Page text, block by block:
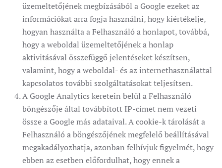
üzemeltetőjének megbízásából a Google ezeket az
információkat arra fogja használni, hogy kiértékelje,
hogyan használta a Felhasználó a honlapot, továbbá,
hogy a weboldal üzemeltetőjének a honlap
aktivitásával összefüggő jelentéseket készítsen,
valamint, hogy a weboldal- és az internethasználattal
kapcsolatos további szolgáltatásokat teljesítsen.
A Google Analytics keretein belül a Felhasználó
böngészője által továbbított IP-címet nem vezeti
össze a Google más adataival. A cookie-k tárolását a
Felhasználó a böngészőjének megfelelő beállításával
megakadályozhatja, azonban felhívjuk figyelmét, hogy
ebben az esetben előfordulhat, hogy ennek a